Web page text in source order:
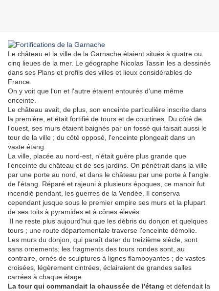
Le château et la ville de la Garnache étaient situés à quatre ou
cinq lieues de la mer. Le géographe Nicolas Tassin les a dessinés
dans ses Plans et profils des villes et lieux considérables de
France.
On y voit que l'un et l'autre étaient entourés d'une même
enceinte.
Le château avait, de plus, son enceinte particulière inscrite dans
la première, et était fortifié de tours et de courtines. Du côté de
l'ouest, ses murs étaient baignés par un fossé qui faisait aussi le
tour de la ville ; du côté opposé, l'enceinte plongeait dans un
vaste étang.
La ville, placée au nord-est, n'était guère plus grande que
l'enceinte du château et de ses jardins. On pénétrait dans la ville
par une porte au nord, et dans le château par une porte à l'angle
de l'étang. Réparé et rajeuni à plusieurs époques, ce manoir fut
incendié pendant, les guerres de la Vendée. Il conserva
cependant jusque sous le premier empire ses murs et la plupart
de ses toits à pyramides et à cônes élevés.
Il ne reste plus aujourd'hui que les débris du donjon et quelques
tours ; une route départementale traverse l'enceinte démolie.
Les murs du donjon, qui paraît dater du treizième siècle, sont
sans ornements; les fragments des tours rondes sont, au
contraire, ornés de sculptures à lignes flamboyantes ; de vastes
croisées, légèrement cintrées, éclairaient de grandes salles
carrées à chaque étage.
La tour qui commandait la chaussée de l'étang et défendait la